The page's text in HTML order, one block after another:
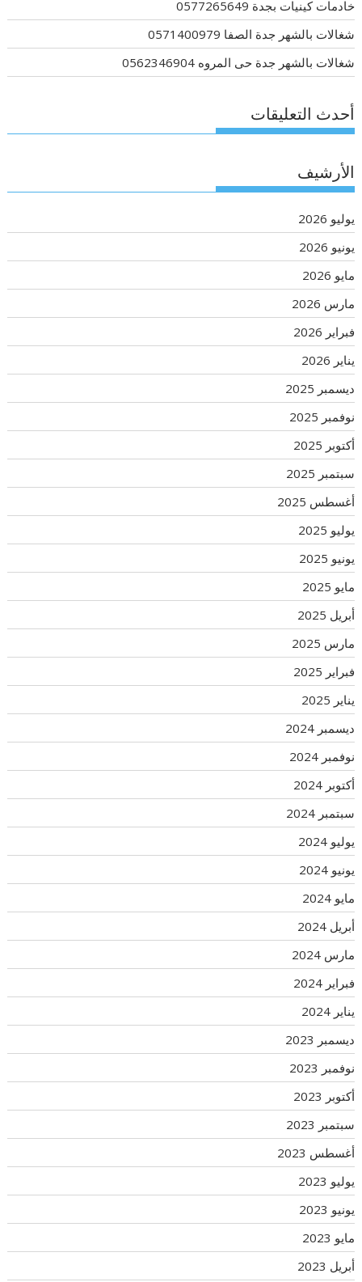
خادمات كينيات بجدة 0577265649
شغالات بالشهر جدة الصفا 0571400979
شغالات بالشهر جدة حى المروه 0562346904
أحدث التعليقات
الأرشيف
يوليو 2026
يونيو 2026
مايو 2026
مارس 2026
فبراير 2026
يناير 2026
ديسمبر 2025
نوفمبر 2025
أكتوبر 2025
سبتمبر 2025
أغسطس 2025
يوليو 2025
يونيو 2025
مايو 2025
أبريل 2025
مارس 2025
فبراير 2025
يناير 2025
ديسمبر 2024
نوفمبر 2024
أكتوبر 2024
سبتمبر 2024
يوليو 2024
يونيو 2024
مايو 2024
أبريل 2024
مارس 2024
فبراير 2024
يناير 2024
ديسمبر 2023
نوفمبر 2023
أكتوبر 2023
سبتمبر 2023
أغسطس 2023
يوليو 2023
يونيو 2023
مايو 2023
أبريل 2023